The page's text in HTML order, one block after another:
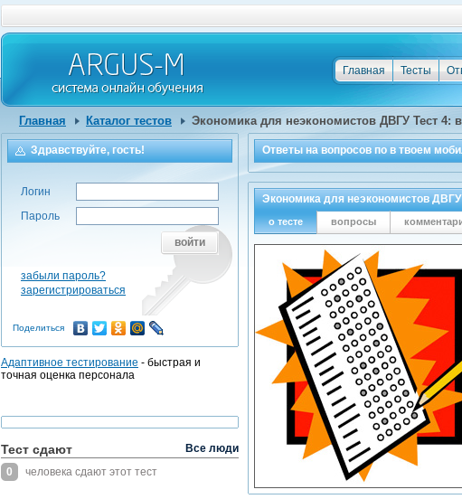
Тесты
Главная
Главная Каталог тестов Экономика для неэкономистов ДВГУ Тест 4:
Ответы навопросов пов твоем
Экономика для неэкономистов
о тесте вопросы
Здравствуйте, гость!
Логин
Пароль
войти
забыли пароль?
зарегистрироваться
Поделиться
Адаптивное тестирование - быстрая и
точная оценка персонала
Тест сдают
Все люди
0
человека сдают этот тест